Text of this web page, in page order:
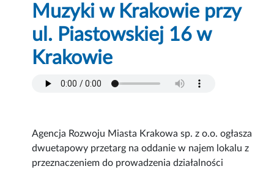
Muzyki w Krakowie przy
ul. Piastowskiej 16 w
Krakowie
Agencja Rozwoju Miasta Krakowa sp. z o.o. ogłasza
dwuetapowy przetarg na oddanie w najem lokalu z
przeznaczeniem do prowadzenia działalności